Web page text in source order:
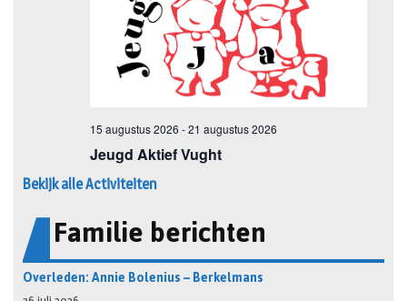
Bekijk alle Activiteiten
Familie berichten
Overleden: Annie Bolenius – Berkelmans